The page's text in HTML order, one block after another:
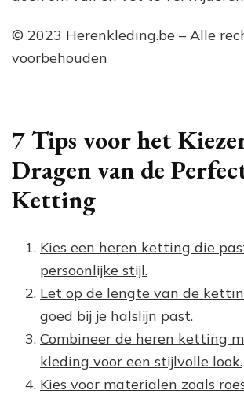
© 2023 Herenkleding.be – Alle
voorbehouden
7 Tips voor het
Dragen van de
Ketting
Kies een heren ketting die
persoonlijke stijl.
Let op de lengte van de
goed bij je halslijn past.
Combineer de heren ketting
kleding voor een stijlvolle look.
Kies voor materialen zoals